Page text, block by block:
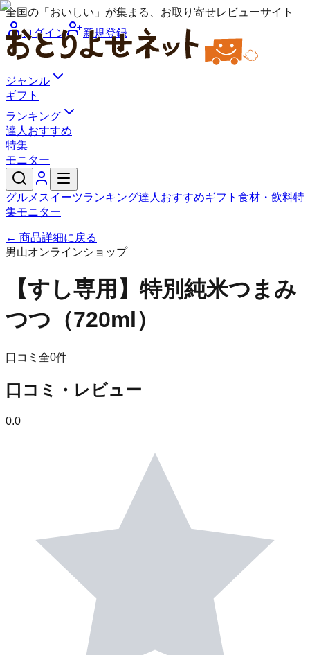
全国の「おいしい」が集まる、お取り寄せレビューサイト
ログイン
新規登録
ジャンル
ギフト
ランキング
達人おすすめ
特集
モニター
グルメ スイーツランキング達人おすすめギフト 食材・飲料特
集モニター
← 商品詳細に戻る
男山オンラインショップ
【すし専用】特別純米つまみ
つつ（720ml）
口コミ全0件
口コミ・レビュー
0.0